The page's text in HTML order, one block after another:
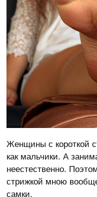
Женщины с короткой
как мальчики. А
неестественно.
стрижкой мною
самки.